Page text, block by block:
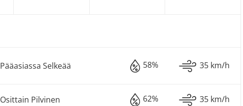
Pääasiassa Selkeää 58% 35 km/h
Osittain Pilvinen 62% 35 km/h